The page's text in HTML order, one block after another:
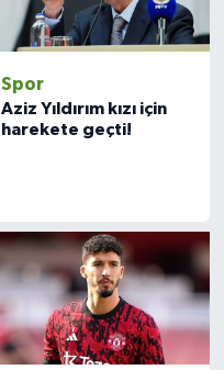
Spor
Aziz Yıldırım kızı için
harekete geçti!